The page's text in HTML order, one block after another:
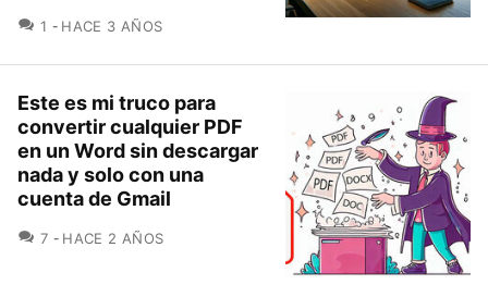
1 COMENTARIOS
HACE 3 AÑOS
Este es mi truco para
convertir cualquier PDF
en un Word sin descargar
nada y solo con una
cuenta de Gmail
7 COMENTARIOS
HACE 2 AÑOS